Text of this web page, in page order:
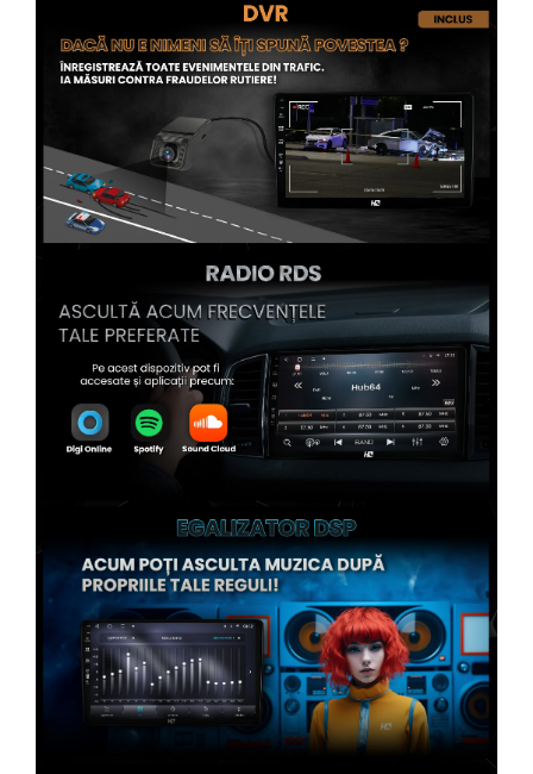
Conectică Chevrolet
Conectică Renault
Conectică Kia
Conectică Mitsubishi
Conectică Seat
Conectică Porsche
Conectică Toyota
Conectică Daihatsu
Conectică Alfa Romeo
Conectică Nissan